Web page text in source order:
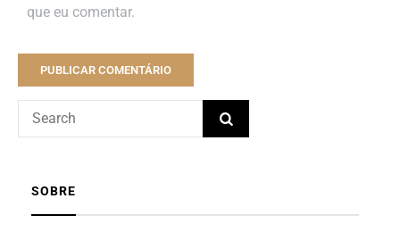
que eu comentar.
SOBRE